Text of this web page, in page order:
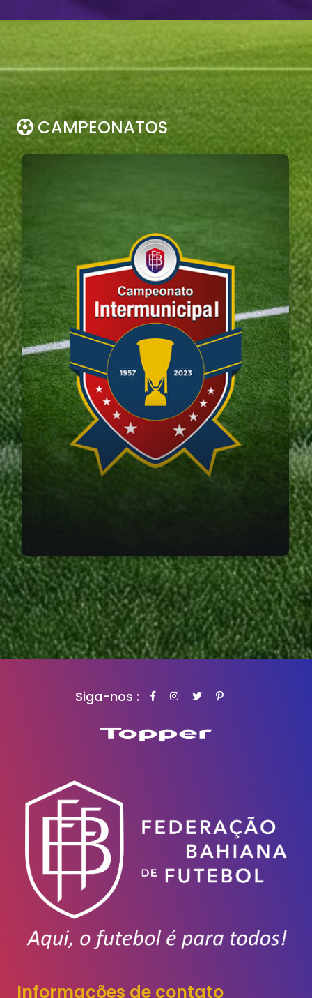
CAMPEONATOS
Siga-nos :
Informações de contato